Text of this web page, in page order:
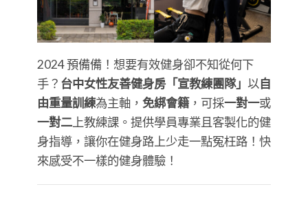
2024 預備備！想要有效健身卻不知從何下
手？ 台中女性友善健身房「宣教練團隊」 以自
由重量訓練為主軸， 免綁會籍，可採一對一或
一對二上教練課。提供學員專業且客製化的健
身指導，讓你在健身路上少走一點冤枉路！快
來感受不一樣的健身體驗！